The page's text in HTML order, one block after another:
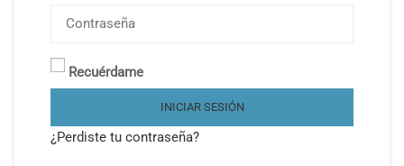
Recuérdame
INICIAR SESIÓN
¿Perdiste tu contraseña?